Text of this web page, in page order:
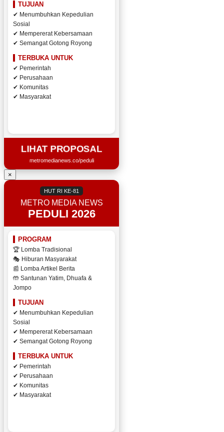
TUJUAN
✔ Menumbuhkan Kepedulian
Sosial
✔ Mempererat Kebersamaan
✔ Semangat Gotong Royong
TERBUKA UNTUK
✔ Pemerintah
✔ Perusahaan
✔ Komunitas
✔ Masyarakat
LIHAT PROPOSAL
metromedianews.co/peduli
×
HUT RI KE-81
METRO MEDIA NEWS
PEDULI 2026
PROGRAM
🏆 Lomba Tradisional
🎭 Hiburan Masyarakat
📰 Lomba Artikel Berita
🤲 Santunan Yatim, Dhuafa &
Jompo
TUJUAN
✔ Menumbuhkan Kepedulian
Sosial
✔ Mempererat Kebersamaan
✔ Semangat Gotong Royong
TERBUKA UNTUK
✔ Pemerintah
✔ Perusahaan
✔ Komunitas
✔ Masyarakat